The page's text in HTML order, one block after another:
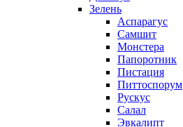
Зелень
Аспарагус
Самшит
Монстера
Папоротник
Пистация
Питтоспорум
Рускус
Салал
Эвкалипт